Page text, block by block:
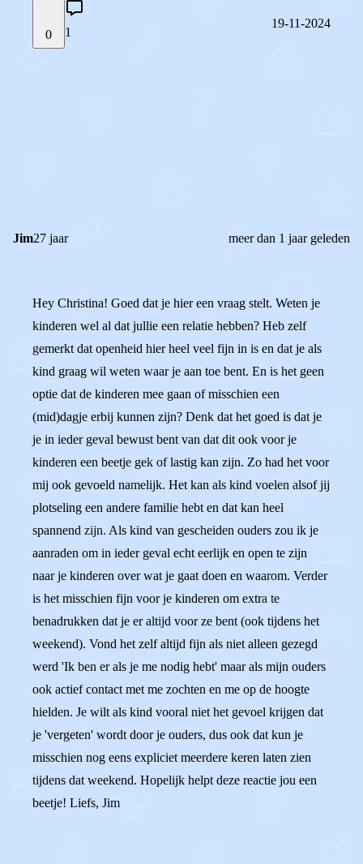
0 1
19-11-2024
Jim27 jaar meer dan 1 jaar geleden
Hey Christina! Goed dat je hier een vraag stelt. Weten je
kinderen wel al dat jullie een relatie hebben? Heb zelf
gemerkt dat openheid hier heel veel fijn in is en dat je als
kind graag wil weten waar je aan toe bent. En is het geen
optie dat de kinderen mee gaan of misschien een
(mid)dagje erbij kunnen zijn? Denk dat het goed is dat je
je in ieder geval bewust bent van dat dit ook voor je
kinderen een beetje gek of lastig kan zijn. Zo had het voor
mij ook gevoeld namelijk. Het kan als kind voelen alsof jij
plotseling een andere familie hebt en dat kan heel
spannend zijn. Als kind van gescheiden ouders zou ik je
aanraden om in ieder geval echt eerlijk en open te zijn
naar je kinderen over wat je gaat doen en waarom. Verder
is het misschien fijn voor je kinderen om extra te
benadrukken dat je er altijd voor ze bent (ook tijdens het
weekend). Vond het zelf altijd fijn als niet alleen gezegd
werd 'Ik ben er als je me nodig hebt' maar als mijn ouders
ook actief contact met me zochten en me op de hoogte
hielden. Je wilt als kind vooral niet het gevoel krijgen dat
je 'vergeten' wordt door je ouders, dus ook dat kun je
misschien nog eens expliciet meerdere keren laten zien
tijdens dat weekend. Hopelijk helpt deze reactie jou een
beetje! Liefs, Jim